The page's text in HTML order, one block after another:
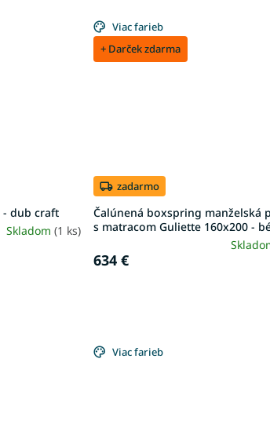
- dub craft
Skladom (1 ks)
Viac farieb
+ Darček zdarma
zadarmo
Čalúnená boxspring manželská
s matracom Guliette 160x200 -
634 €
Viac farieb